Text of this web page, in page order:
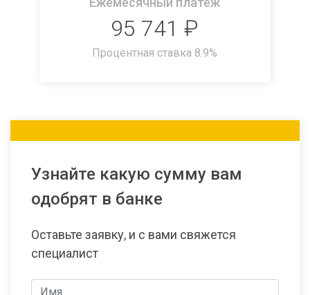
95 741 ₽
Процентная ставка 8.9%
Узнайте какую сумму вам
одобрят в банке
Оставьте заявку, и с вами свяжется
специалист